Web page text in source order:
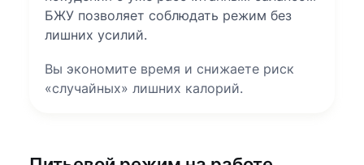
БЖУ позволяет соблюдать режим без
лишних усилий.
Вы экономите время и снижаете риск
«случайных» лишних калорий.